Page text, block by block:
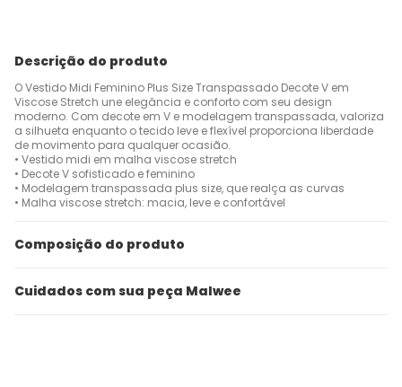
Descrição do produto
O Vestido Midi Feminino Plus Size Transpassado Decote V em
Viscose Stretch une elegância e conforto com seu design
moderno. Com decote em V e modelagem transpassada, valoriza
a silhueta enquanto o tecido leve e flexível proporciona liberdade
de movimento para qualquer ocasião.
• Vestido midi em malha viscose stretch
• Decote V sofisticado e feminino
• Modelagem transpassada plus size, que realça as curvas
• Malha viscose stretch: macia, leve e confortável
Composição do produto
Cuidados com sua peça Malwee